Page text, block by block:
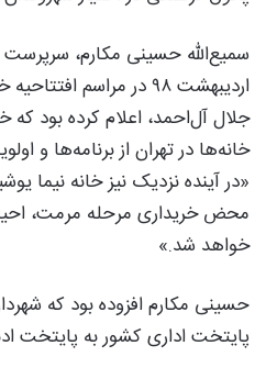
سمیع‌الله حسینی مکارم،
اردیبهشت ۹۸ در مراسم
جلال آل‌احمد، اعلام کرده بود که
خانه‌ها در تهران از برنامه‌ها و
«در آینده نزدیک نیز خانه نیما
محض خریداری مرحله مرمت،
خواهد شد.»
حسینی مکارم افزوده بود که
پایتخت اداری کشور به پایتخت